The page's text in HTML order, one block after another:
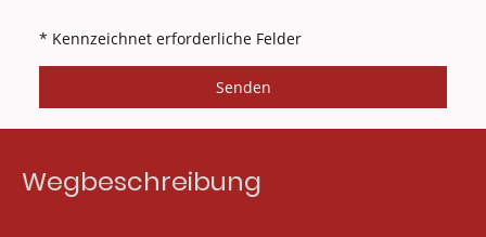
* Kennzeichnet erforderliche Felder
Senden
Wegbeschreibung